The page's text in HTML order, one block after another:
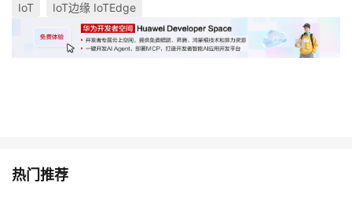
IoT IoT边缘 IoTEdge
热门推荐